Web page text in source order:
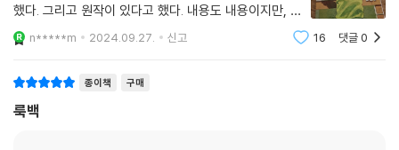
했다. 그리고 원작이 있다고 했다. 내용도 내용이지만, 제
목에 끌렸다. ‘룩백(Look back)’. 뒤를 돌아본다는 뜻이
든, 등을 본다는 뜻이든, 혹은 또 다른 의미가 있든... 만화
n*****m 2024.09.27. 신고 16 댓글0
종이책 구매
룩백